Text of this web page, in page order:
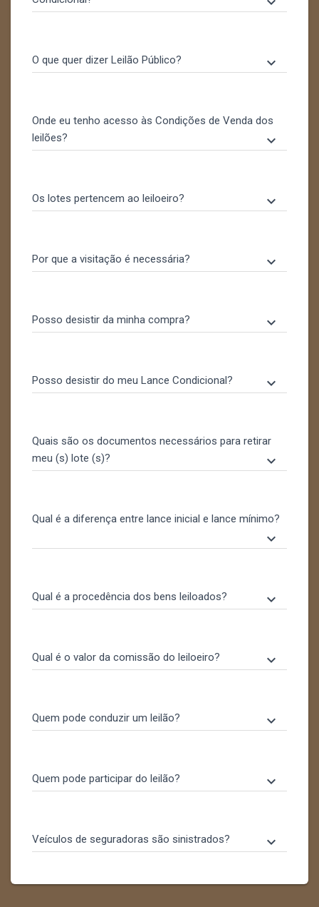
O que quer dizer Leilão Público? keyboard_arrow_down
Onde eu tenho acesso às Condições de Venda dos
leilões?
keyboard_arrow_down
Os lotes pertencem ao leiloeiro? keyboard_arrow_down
Por que a visitação é necessária? keyboard_arrow_down
Posso desistir da minha compra? keyboard_arrow_down
Posso desistir do meu Lance Condicional? keyboard_arrow_down
Quais são os documentos necessários para retirar
meu (s) lote (s)?
keyboard_arrow_down
Qual é a diferença entre lance inicial e lance mínimo?
keyboard_arrow_down
Qual é a procedência dos bens leiloados? keyboard_arrow_down
Qual é o valor da comissão do leiloeiro? keyboard_arrow_down
Quem pode conduzir um leilão? keyboard_arrow_down
Quem pode participar do leilão? keyboard_arrow_down
Veículos de seguradoras são sinistrados? keyboard_arrow_down